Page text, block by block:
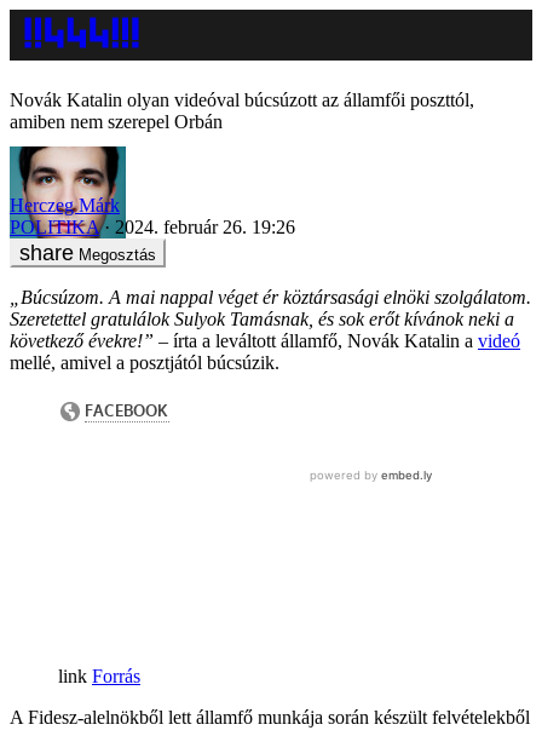
Novák Katalin olyan videóval búcsúzott az államfői poszttól,
amiben nem szerepel Orbán
Herczeg Márk
POLITIKA
2024. február 26. 19:26
Megosztás
„Búcsúzom. A mai nappal véget ér köztársasági elnöki szolgálatom.
Szeretettel gratulálok Sulyok Tamásnak, és sok erőt kívánok neki a
következő évekre!” – írta a leváltott államfő, Novák Katalin a videó
mellé, amivel a posztjától búcsúzik.
Forrás
A Fidesz-alelnökből lett államfő munkája során készült felvételekből